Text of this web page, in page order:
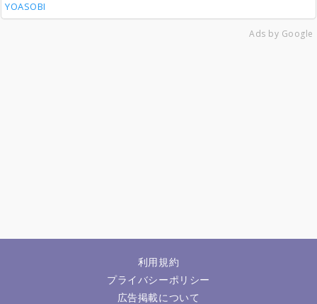
YOASOBI
Ads by Google
利用規約
プライバシーポリシー
広告掲載について